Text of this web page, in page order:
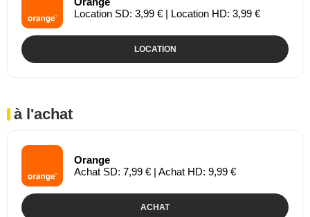
Location SD: 3,99 € | Location HD: 3,99 €
LOCATION
à l'achat
Orange
Achat SD: 7,99 € | Achat HD: 9,99 €
ACHAT